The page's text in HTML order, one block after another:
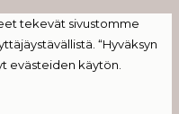
tekevät sivustomme
“Hyväksyn
evästeiden käytön.